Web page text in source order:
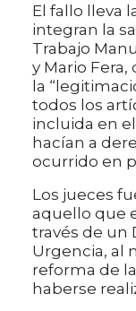
El fallo lleva
integran la
Trabajo
y Mario
la
todos los
incluida en
hacían a
ocurrido en
Los jueces
aquello que
través de un
Urgencia, al
reforma de
haberse